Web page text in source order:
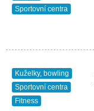
Sportovní centra
Kuželky, bowling
Sportovní centra
Fitness